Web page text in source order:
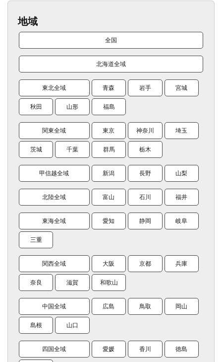
地域
全国
北海道全域
東北全域 青森 岩手 宮城
秋田 山形 福島
関東全域 東京 神奈川 埼玉
茨城 千葉 群馬 栃木
甲信越全域 新潟 長野 山梨
北陸全域 富山 石川 福井
東海全域 愛知 静岡 岐阜
三重
関西全域 大阪 京都 兵庫
奈良 滋賀 和歌山
中国全域 広島 鳥取 岡山
島根 山口
四国全域 愛媛 香川 徳島